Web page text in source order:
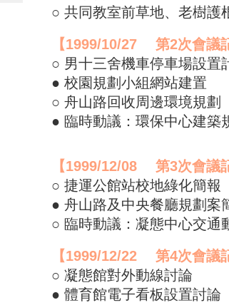
○ 共同教室前草地、老樹護
【1999/10/27 第2次會議
○ 男十三舍機車停車場設置
● 校園規劃小組網站建置
○ 舟山路回收周邊環境規劃
● 臨時動議：環保中心建築
【1999/12/08 第3次會議
○ 捷運公館站校地綠化簡報
● 舟山路及中央餐廳規劃案
○ 臨時動議：凝態中心交通
【1999/12/22 第4次會議
○ 凝態館對外動線討論
● 體育館電子看板設置討論